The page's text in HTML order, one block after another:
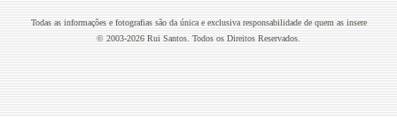
Todas as informações e fotografias são da única e exclusiva responsabilidade de quem as insere
© 2003-2026 Rui Santos. Todos os Direitos Reservados.